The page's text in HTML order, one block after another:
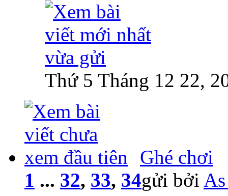
Thứ 5 Tháng 12 22,
Ghé chơi
1 ... 32, 33, 34gửi bởi